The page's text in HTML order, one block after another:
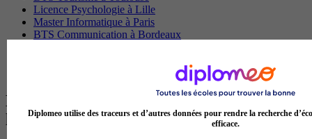
Licence Psychologie à Lille
Master Informatique à Paris
BTS Communication à Bordeaux
Les intitulés de diplôme par alternance
les plus recherchés
Diplomeo utilise des traceurs et d’autres données pour rendre la recherche
efficace.